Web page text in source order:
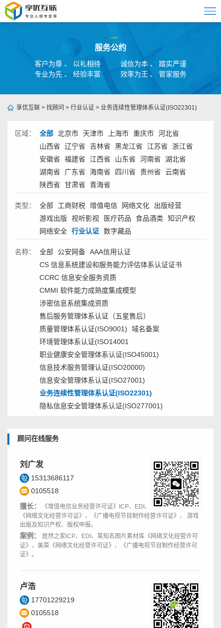
服务公约
客户为尊 、 以礼相待
诚信为本 、 踏实严谨
专业为先 、 经验丰富
效率为王 、 管家服务
享优互联 > 找顾问 > 行业认证 > 业务连续性管理体系认证(ISO22301)
区域： 全部 北京市 天津市 上海市 重庆市 河北省
山西省
辽宁省 吉林省 黑龙江省 江苏省
浙江省
安徽省
福建省 江西省 山东省 河南省
湖北省
湖南省
广东省 海南省 四川省 贵州省
云南省
陕西省
甘肃省 青海省
类型： 全部 工商财税 增值电信 网络文化
出版经营
游戏出版
视听影视 医疗药品 食品酒类
知识产权
网络安全 行业认证 数字藏品
名称： 全部 公安网备 AAA信用认证
CS 信息系统建设和服务能力评估体系认证证书
CCRC 信息安全服务资质
CMMI 软件能力成熟度集成模型
涉密信息系统集成资质
售后服务管理体系认证（五星售后）
质量管理体系认证(ISO9001)
域名备案
环境管理体系认证(ISO14001
职业健康安全管理体系认证(ISO45001)
信息技术服务管理认证(ISO20000)
信息安全管理体系认证(ISO27001)
业务连续性管理体系认证(ISO22301)
隐私信息安全管理体系认证(ISO277001)
顾问在线服务
刘广发
15313686117
0105518
擅长：
《增值电信业务经营许可证》ICP、EDI、
《网络文化经营许可证》、《广播电视节目制作经营许可证》、 游戏
出版及知识产权、版权申报。
案例：
居然之家ICP、EDI、某知名图片素材库《网络文化经营许可
证》、美菜《网络文化经营许可证》、《广播电视节目制作经营许可
证》。
卢浩
17701229219
0105518